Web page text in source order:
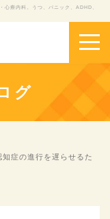
心療内科。うつ、パニック、ADHD、
グ
症の進行を遅らせるた